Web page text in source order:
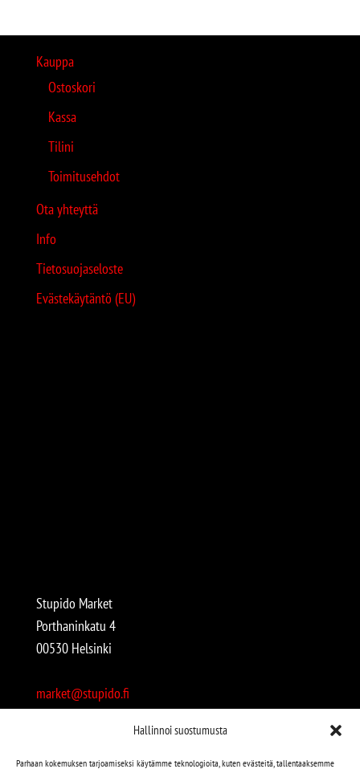
Hallinnoi suostumusta
Parhaan kokemuksen tarjoamiseksi käytämme teknologioita, kuten evästeitä, tallentaaksemme
Kauppa
Ostoskori
Kassa
Tilini
Toimitusehdot
Ota yhteyttä
Info
Tietosuojaseloste
Evästekäytäntö (EU)
Stupido Market
Porthaninkatu 4
00530 Helsinki
market@stupido.fi
Avoinna: